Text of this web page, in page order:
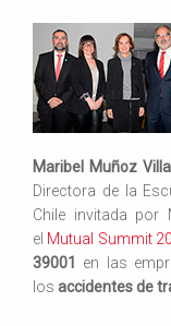
Maribel Muñoz
Directora de la
Chile invitada por
el Mutual Summit
39001
en las
los accidentes de